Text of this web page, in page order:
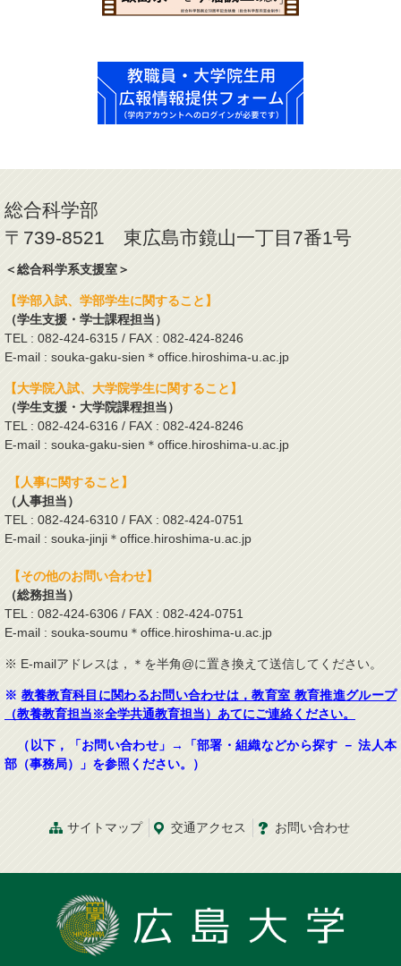
総合科学部
〒739-8521 東広島市鏡山一丁目7番1号
＜総合科学系支援室＞
【学部入試、学部学生に関すること】
（学生支援・学士課程担当）
TEL : 082-424-6315 / FAX : 082-424-8246
E-mail : souka-gaku-sien＊office.hiroshima-u.ac.jp
【大学院入試、大学院学生に関すること】
（学生支援・大学院課程担当）
TEL : 082-424-6316 / FAX : 082-424-8246
E-mail : souka-gaku-sien＊office.hiroshima-u.ac.jp
【人事に関すること】
（人事担当）
TEL : 082-424-6310 / FAX : 082-424-0751
E-mail : souka-jinji＊office.hiroshima-u.ac.jp
【その他のお問い合わせ】
（総務担当）
TEL : 082-424-6306 / FAX : 082-424-0751
E-mail : souka-soumu＊office.hiroshima-u.ac.jp
※ E-mailアドレスは，＊を半角@に置き換えて送信してください。
※ 教養教育科目に関わるお問い合わせは，教育室 教育推進グループ
（教養教育担当※全学共通教育担当）あてにご連絡ください。
（以下，「お問い合わせ」→「部署・組織などから探す － 法人本
部（事務局）」を参照ください。）
サイトマップ 交通アクセス お問い合わせ